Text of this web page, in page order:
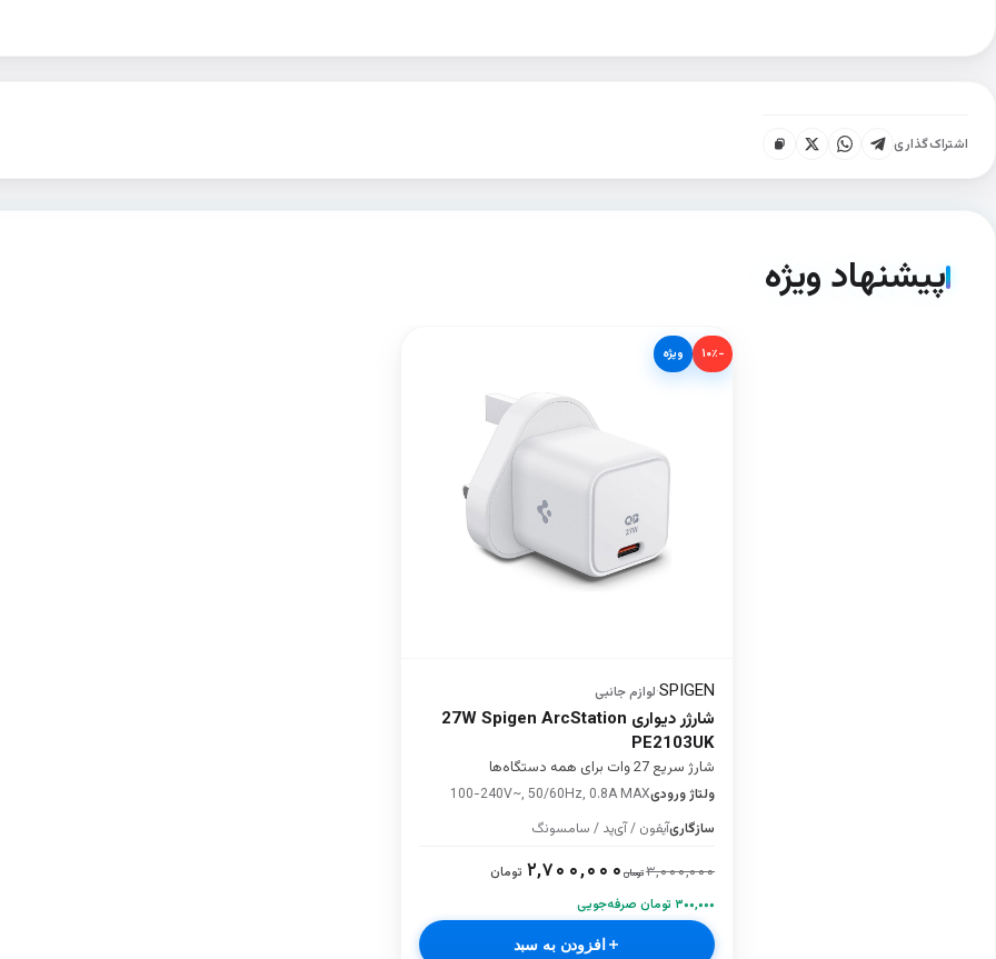
اشتراک‌گذاری
پیشنهاد ویژه
−۱۰٪ ویژه
SPIGEN
·لوازم جانبی
شارژر دیواری 27W Spigen ArcStation
PE2103UK
شارژ سریع 27 وات برای همه دستگاه‌ها
ولتاژ ورودی100-240V~, 50/60Hz, 0.8A MAX
سازگاریآیفون / آی‌پد / سامسونگ
۳,۰۰۰,۰۰۰تومان۲,۷۰۰,۰۰۰ تومان
۳۰۰,۰۰۰ تومان صرفه‌جویی
افزودن به سبد